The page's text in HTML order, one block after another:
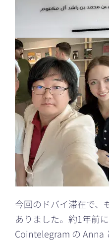
今回のドバイ滞在で、
ありました。約1年前
Cointelegram の Anna